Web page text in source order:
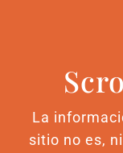
La
sitio no es,